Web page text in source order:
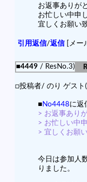
お返事ありが
お忙しい中申
宜しくお願い
引用返信/返信[メー
■4449 / ResNo.3)
□投稿者/ のり ゲス
■No4448に返
> お返事あり
> お忙しい中
> 宜しくお願
今日は参加人
りました。